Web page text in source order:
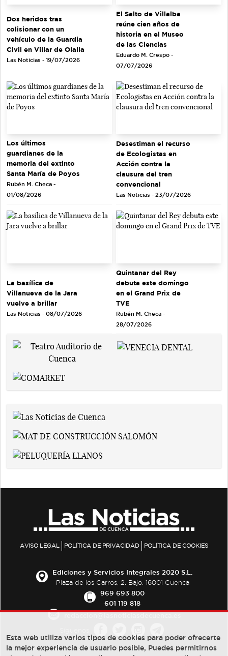
Dos heridos tras
colisionar con un
vehículo de la Guardia
Civil en Villar de Olalla
Las Noticias - 19/07/2026
El Salto de Villalba
reúne cien años de
historia en el Museo
de las Ciencias
Eduardo M. Crespo -
07/07/2026
Los últimos
guardianes de la
memoria del extinto
Santa María de Poyos
Rubén M. Checa -
01/08/2026
Desestiman el recurso
de Ecologistas en
Acción contra la
clausura del tren
convencional
Las Noticias - 23/07/2026
La basílica de
Villanueva de la Jara
vuelve a brillar
Las Noticias - 08/07/2026
Quintanar del Rey
debuta este domingo
en el Grand Prix de
TVE
Rubén M. Checa -
28/07/2026
AVISO LEGAL POLÍTICA DE PRIVACIDAD POLÍTICA DE COOKIES
Ediciones y Servicios Integrales 2020 S.L.
Plaza de los Carros, 2. Bajo. 16001 Cuenca
969 693 800
601 119 818
Esta web utiliza varios tipos de cookies para poder ofrecerte
la mejor experiencia de usuario posible, Puedes permitirnos